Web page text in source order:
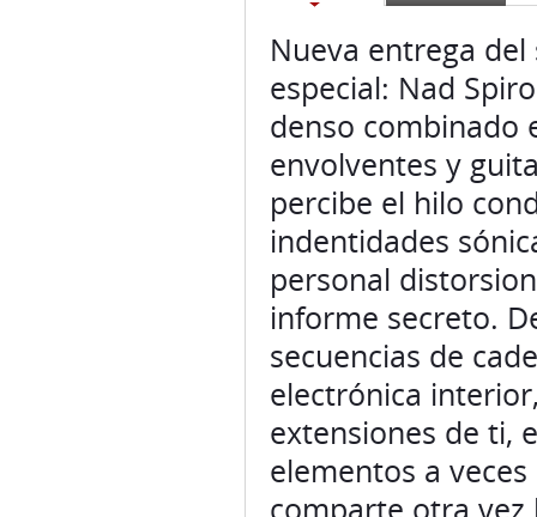
Nueva entrega
especial: Nad
denso combinado
envolventes y
percibe el hilo
indentidades
personal
informe secreto.
secuencias de
electrónica
extensiones de ti,
elementos a veces
comparte otra vez